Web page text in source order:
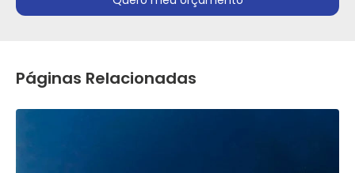
Páginas Relacionadas